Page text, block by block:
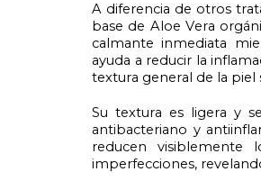
A diferencia de otros
base de Aloe Vera
calmante inmediata
ayuda a reducir la
textura general de la piel
Su textura es ligera y
antibacteriano y
reducen visiblemente
imperfecciones,